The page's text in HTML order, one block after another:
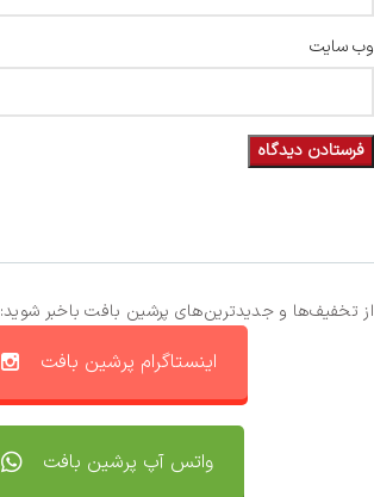
وب‌ سایت
از تخفیف‌ها و جدیدترین‌های پرشین بافت باخبر شوید:
اینستاگرام پرشین بافت
واتس آپ پرشین بافت